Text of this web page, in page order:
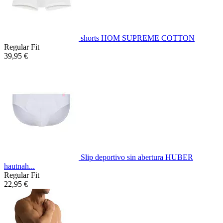
shorts HOM SUPREME COTTON
Regular Fit
39,95 €
Slip deportivo sin abertura HUBER
hautnah...
Regular Fit
22,95 €